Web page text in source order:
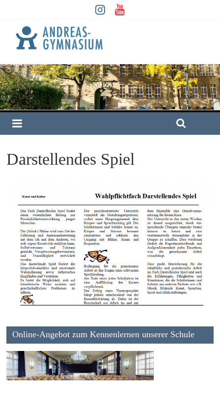
Darstellendes Spiel
Online-Angebot zum Kennenlernen unserer Schule